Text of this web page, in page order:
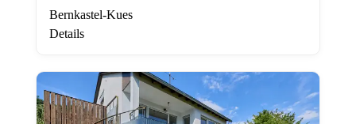
Bernkastel-Kues
Details